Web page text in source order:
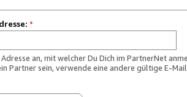
*
an, mit welcher Du Dich im PartnerNet
Partner sein, verwende eine andere gültige E-